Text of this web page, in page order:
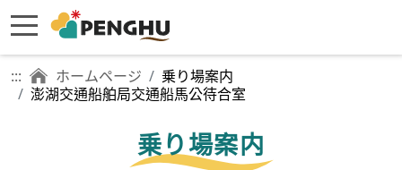
::: ホームページ
乗り場案内
澎湖交通船舶局交通船馬公待合室
乗り場案内